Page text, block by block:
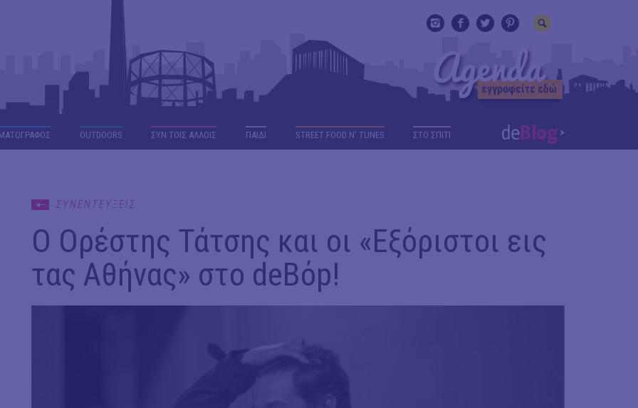
OUTDΟORS ΣΥΝ ΤΟΙΣ ΑΛΛΟΙΣ ΠΑΙΔΙ STREET FOOD N' TUNES ΣΤΟ ΣΠΙΤΙ
ΣΥΝΕΝΤΕΥΞΕΙΣ
Ο Ορέστης Τάτσης και οι «Εξόριστοι εις
τας Αθήνας» στο deBόp!